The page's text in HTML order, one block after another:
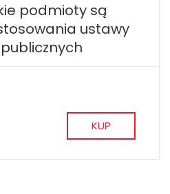
podmioty są
ustawy
KUP